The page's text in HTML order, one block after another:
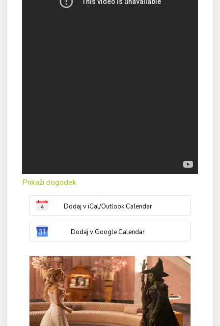
Prikaži dogodek
Dodaj v iCal/Outlook Calendar
Dodaj v Google Calendar